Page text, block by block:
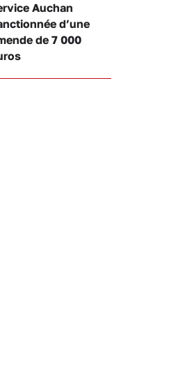
Auchan
d’une
de 7 000